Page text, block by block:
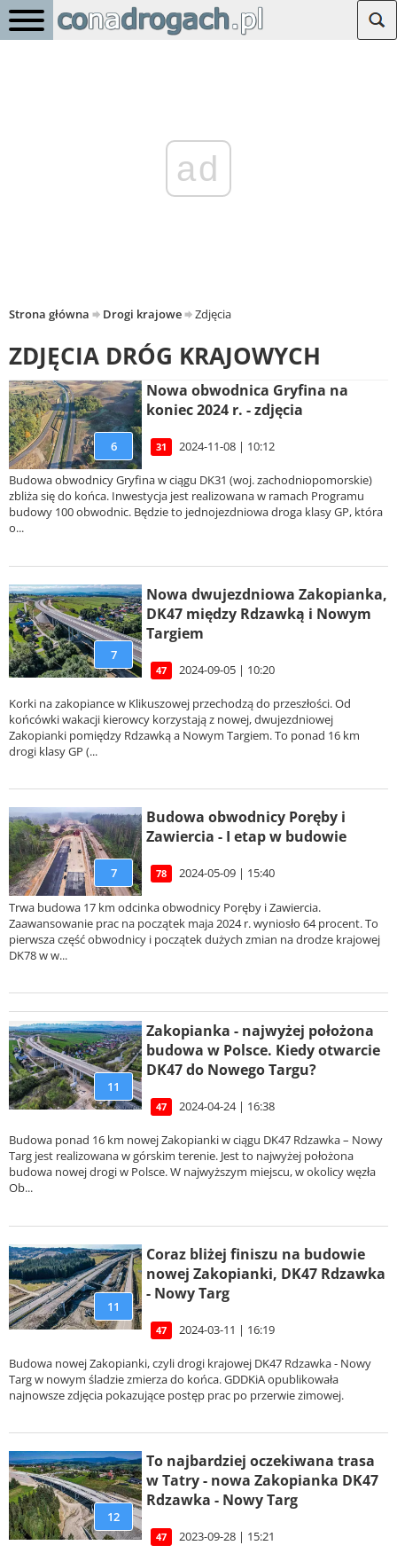
ad
Strona główna Drogi krajowe Zdjęcia
ZDJĘCIA DRÓG KRAJOWYCH
6
Nowa obwodnica Gryfina na
koniec 2024 r. - zdjęcia
31 2024-11-08 | 10:12
Budowa obwodnicy Gryfina w ciągu DK31 (woj. zachodniopomorskie)
zbliża się do końca. Inwestycja jest realizowana w ramach Programu
budowy 100 obwodnic. Będzie to jednojezdniowa droga klasy GP, która
o...
7
Nowa dwujezdniowa Zakopianka,
DK47 między Rdzawką i Nowym
Targiem
47 2024-09-05 | 10:20
Korki na zakopiance w Klikuszowej przechodzą do przeszłości. Od
końcówki wakacji kierowcy korzystają z nowej, dwujezdniowej
Zakopianki pomiędzy Rdzawką a Nowym Targiem. To ponad 16 km
drogi klasy GP (...
7
Budowa obwodnicy Poręby i
Zawiercia - I etap w budowie
78 2024-05-09 | 15:40
Trwa budowa 17 km odcinka obwodnicy Poręby i Zawiercia.
Zaawansowanie prac na początek maja 2024 r. wyniosło 64 procent. To
pierwsza część obwodnicy i początek dużych zmian na drodze krajowej
DK78 w w...
11
Zakopianka - najwyżej położona
budowa w Polsce. Kiedy otwarcie
DK47 do Nowego Targu?
47 2024-04-24 | 16:38
Budowa ponad 16 km nowej Zakopianki w ciągu DK47 Rdzawka – Nowy
Targ jest realizowana w górskim terenie. Jest to najwyżej położona
budowa nowej drogi w Polsce. W najwyższym miejscu, w okolicy węzła
Ob...
11
Coraz bliżej finiszu na budowie
nowej Zakopianki, DK47 Rdzawka
- Nowy Targ
47 2024-03-11 | 16:19
Budowa nowej Zakopianki, czyli drogi krajowej DK47 Rdzawka - Nowy
Targ w nowym śladzie zmierza do końca. GDDKiA opublikowała
najnowsze zdjęcia pokazujące postęp prac po przerwie zimowej.
12
To najbardziej oczekiwana trasa
w Tatry - nowa Zakopianka DK47
Rdzawka - Nowy Targ
47 2023-09-28 | 15:21